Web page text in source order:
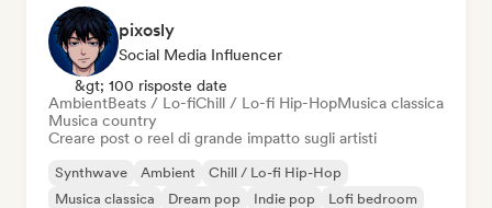
pixosly
Social Media Influencer
&gt; 100 risposte date
AmbientBeats / Lo-fiChill / Lo-fi Hip-HopMusica classica
Musica country
Creare post o reel di grande impatto sugli artisti
Synthwave Ambient
Chill / Lo-fi Hip-Hop
Musica classica
Dream pop Indie pop
Lofi bedroom